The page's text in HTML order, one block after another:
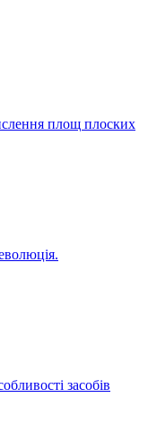
площ плоских
засобів